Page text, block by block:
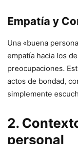
Empatía y
Una «buena
empatía hacia los
preocupaciones.
actos de bondad,
simplemente
2.
personal